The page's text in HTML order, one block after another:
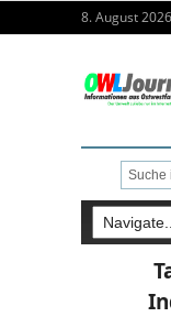
8. August 2026